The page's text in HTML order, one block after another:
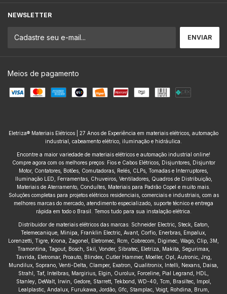
NEWSLETTER
Meios de pagamento
Eletriza® Materiais Elétricos | 27 Anos de Experiência em materiais elétricos, automação
industrial, cabeamento elétrico, iluminação e hidráulica.
Encontre a maior variedade de materiais elétricos e automação industrial online!
Compre agora com os melhores preços: Fios e Cabos Elétricos, Disjuntores, Disjuntor
Motor, Contatores, Botões, Comutadoras, Relés, CLPs, Tomadas e Interruptores,
Iluminação LED, Ferramentas, Chuveiros, Ventiladores, Quadros de Distribuição,
Materiais de Aterramento, Conduítes, Materiais para Padrão Copel e muito mais.
Soluções completas para projetos elétricos residenciais, comerciais e industriais, com as
melhores marcas do mercado, atendimento especializado, suporte técnico e entrega
rápida em todo o Brasil. Temos tudo para sua instalação elétrica.
Distribuidor de materiais elétricos das marcas: Schneider Electric, Steck, Eaton,
Telemecanique, Minipa, Franklin Electric, Avant, Corfio, Enerbras, Empalux,
Lorenzetti, Tigre, Krona, Zagonel, Eletromec, Rcm, Cobrecom, Digimec, Wago, Clip, 3M,
Tramontina, Tagout, Bosch, Skil, Vonder, Sibratec, Eletriza, Makita, Segurimax,
Tavrida, Eletromar, Proauto, Blindex, Cutler Hammer, Moeller, Opl, Autronic, Jng,
Mundilux, Soprano, Venti-Delta, Clamper, Exatron, Qualitronix, Intelli, Nexans, Daisa,
Strahl, Taf, Intelbras, Margirius, Elgin, Ourolux, Forceline, Pial Legrand, HDL,
Stanley, DeWalt, Irwin, Gedore, Starrett, Tekbond, WD-40, Tcm, Brasiltec, Impol,
Lealplastic, Andalux, Furukawa, Jordão, Gfc, Stamplac, Voigt, Rohdina, Brum,